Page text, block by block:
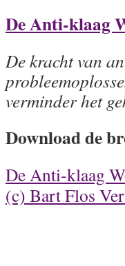
De Anti-klaag
De kracht van
verminder het
Download de
De Anti-klaag
(c) Bart Flos